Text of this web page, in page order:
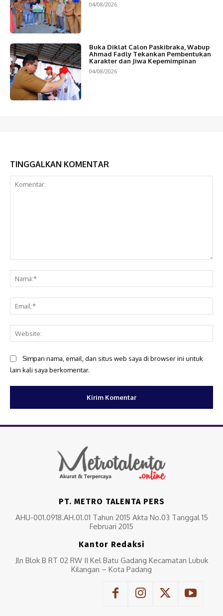
04/08/2026
Buka Diklat Calon Paskibraka, Wabup
Ahmad Fadly Tekankan Pembentukan
Karakter dan Jiwa Kepemimpinan
04/08/2026
TINGGALKAN KOMENTAR
Simpan nama, email, dan situs web saya di browser ini untuk
lain kali saya berkomentar.
PT. METRO TALENTA PERS
AHU-001.0918.AH.01.01 Tahun 2015 Akta No.03 Tanggal 15
Februari 2015
Kantor Redaksi
Jln Blok B RT 02 RW II Kel Batu Gadang Kecamatan Lubuk
Kilangan – Kota Padang